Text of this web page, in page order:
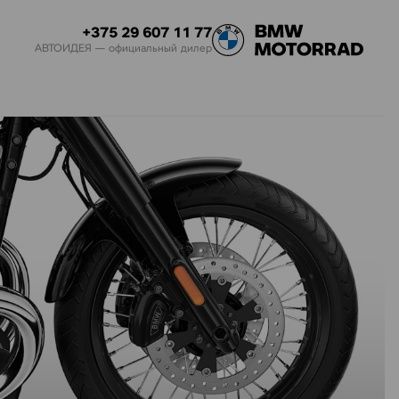
+375 29 607 11 77
АВТОИДЕЯ — официальный дилер